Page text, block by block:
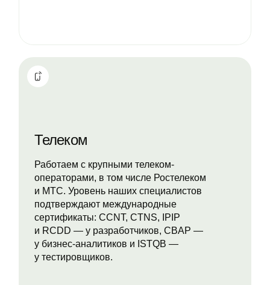
Телеком
Работаем с крупными телеком-
операторами, в том числе Ростелеком
и МТС. Уровень наших специалистов
подтверждают международные
сертификаты: CCNT, CTNS, IPIP
и RCDD — у разработчиков, CBAP —
у бизнес-аналитиков и ISTQB —
у тестировщиков.